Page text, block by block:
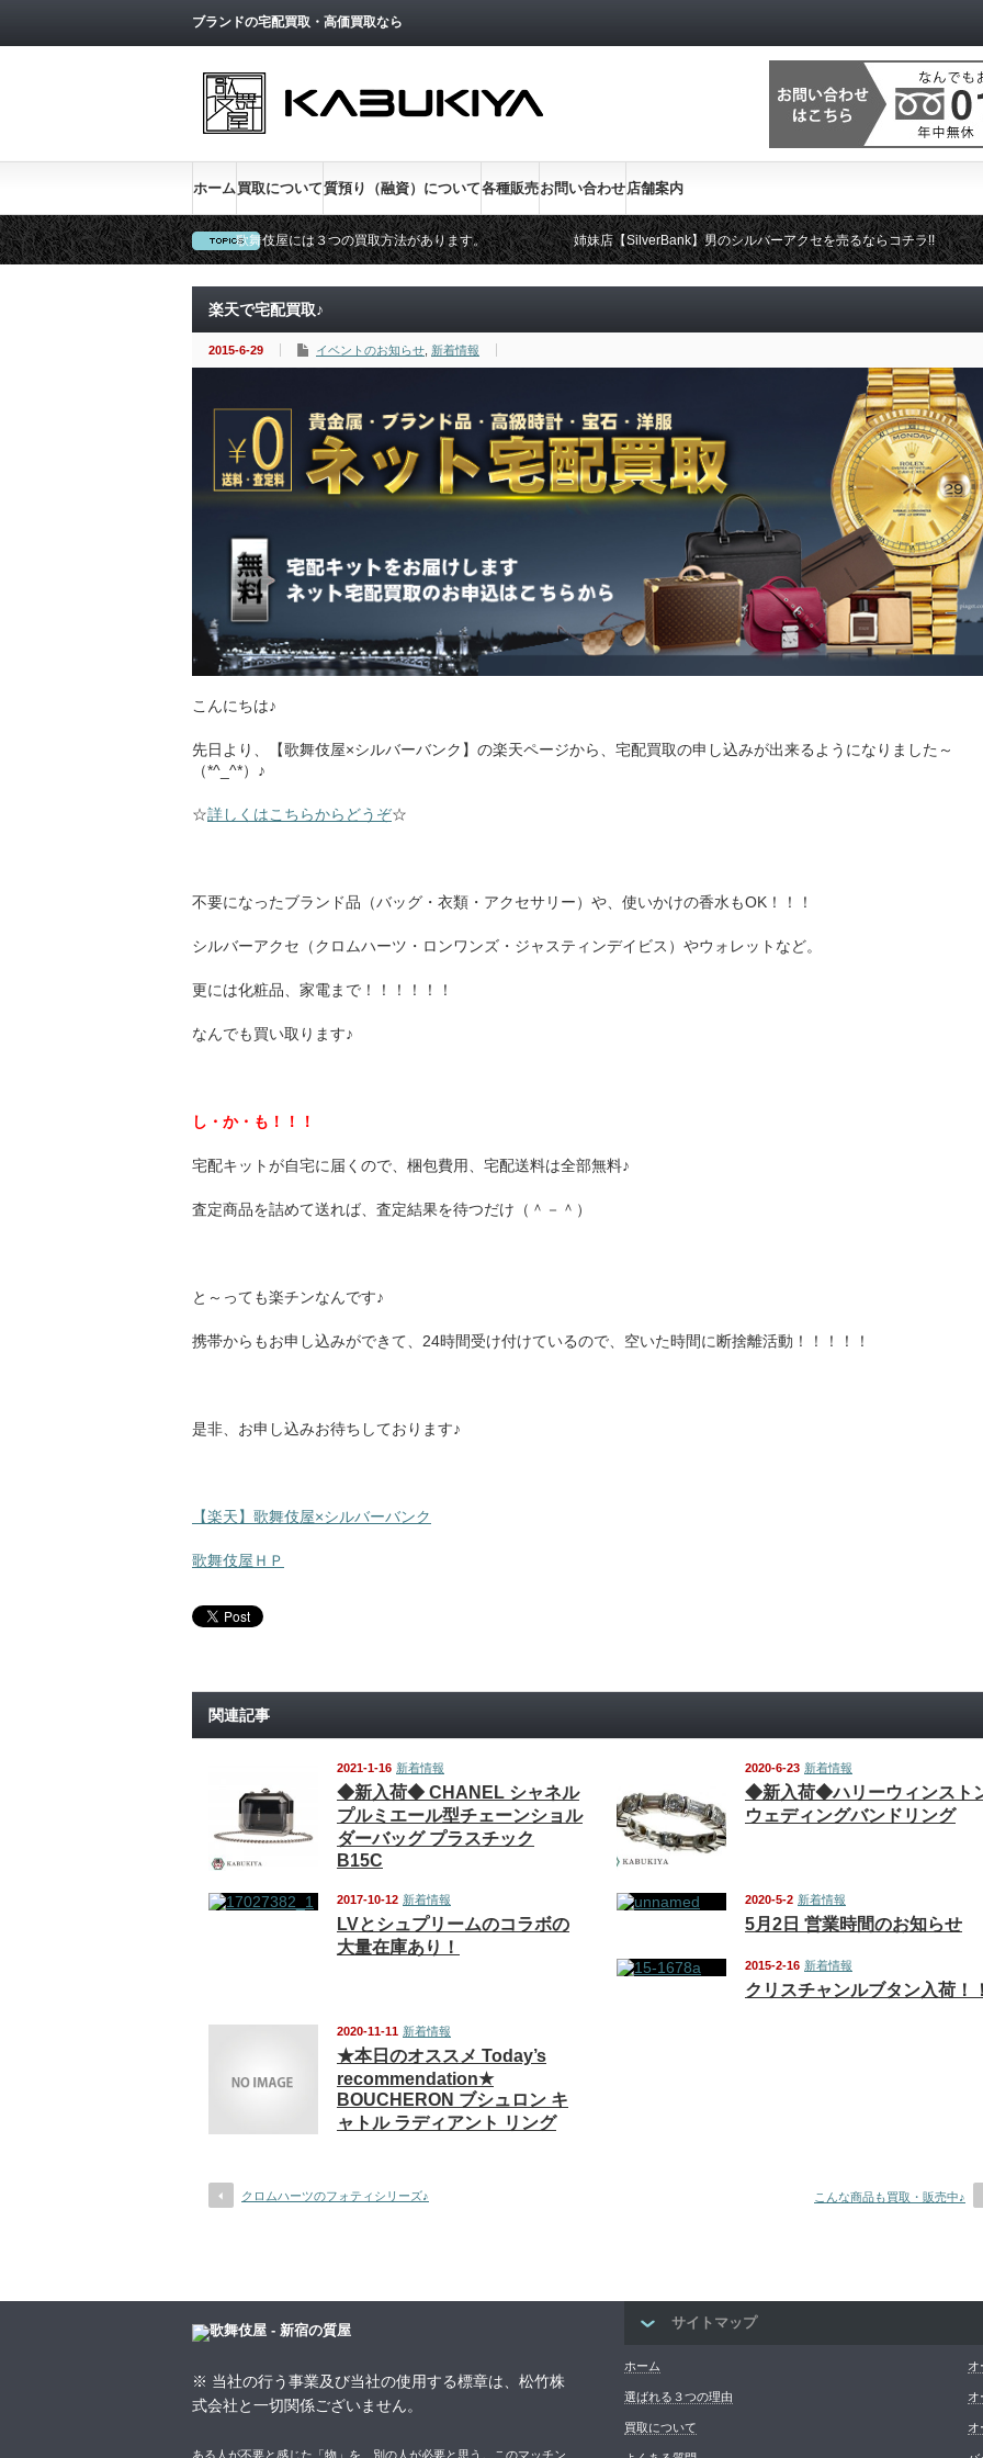
ブランドの宅配買取・高価買取なら
ホーム買取について質預り（融資）について各種販売お問い合わせ店舗案内
歌舞伎屋には３つの買取方法があります。
姉妹店【SilverBank】男のシルバーアクセを売るならコチラ!!
新宿低利息No.1、金利１％実施中
楽天で宅配買取♪
2015-6-29 イベントのお知らせ 新着情報
こんにちは♪
先日より、【歌舞伎屋×シルバーバンク】の楽天ページから、宅配買取の申し込みが出来るようになりました～
（*^_^*）♪
☆詳しくはこちらからどうぞ☆
不要になったブランド品（バッグ・衣類・アクセサリー）や、使いかけの香水もOK！！！
シルバーアクセ（クロムハーツ・ロンワンズ・ジャスティンデイビス）やウォレットなど。
更には化粧品、家電まで！！！！！！
なんでも買い取ります♪
し・か・も！！！
宅配キットが自宅に届くので、梱包費用、宅配送料は全部無料♪
査定商品を詰めて送れば、査定結果を待つだけ（＾－＾）
と～っても楽チンなんです♪
携帯からもお申し込みができて、24時間受け付けているので、空いた時間に断捨離活動！！！！！
是非、お申し込みお待ちしております♪
【楽天】歌舞伎屋×シルバーバンク
歌舞伎屋ＨＰ
関連記事
2021-1-16 新着情報
◆新入荷◆ CHANEL シャネル
プルミエール型チェーンショル
ダーバッグ プラスチック
B15C
2020-6-23 新着情報
◆新入荷◆ハリーウィンスト
ウェディングバンドリング
2017-10-12 新着情報
LVとシュプリームのコラボの
大量在庫あり！
2020-5-2 新着情報
5月2日 営業時間のお知らせ
2015-2-16 新着情報
クリスチャンルブタン入荷！
2020-11-11 新着情報
★本日のオススメ Today’s
recommendation★
BOUCHERON ブシュロン キ
ャトル ラディアント リング
クロムハーツのフォティシリーズ♪ こんな商品も買取・販売中♪
トップページへ戻る
サイトマップ
ホーム
選ばれる３つの理由
買取について
オ
オ
オ
※ 当社の行う事業及び当社の使用する標章は、松竹株
式会社と一切関係ございません。
ある人が不要と感じた「物」を、別の人が必要と思う。このマッチン